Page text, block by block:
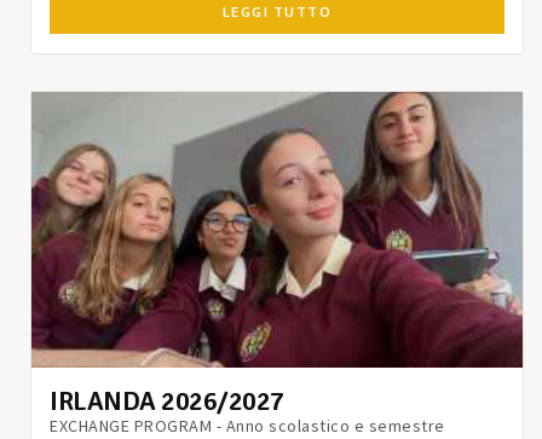
LEGGI TUTTO
IRLANDA 2026/2027
EXCHANGE PROGRAM - Anno scolastico e semestre